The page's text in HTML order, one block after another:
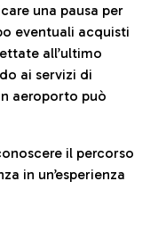
una pausa per
eventuali acquisti
all’ultimo
ai servizi di
aeroporto può
il percorso
in un’esperienza